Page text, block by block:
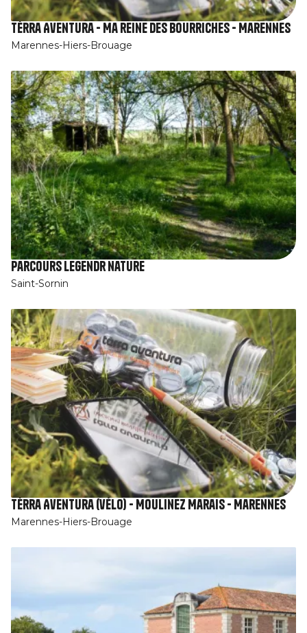
Tèrra Aventura - Ma reine des bourriches - Marennes
Marennes-Hiers-Brouage
Parcours Legendr nature
Saint-Sornin
Tèrra Aventura (vélo) - Moulinez Marais - Marennes
Marennes-Hiers-Brouage